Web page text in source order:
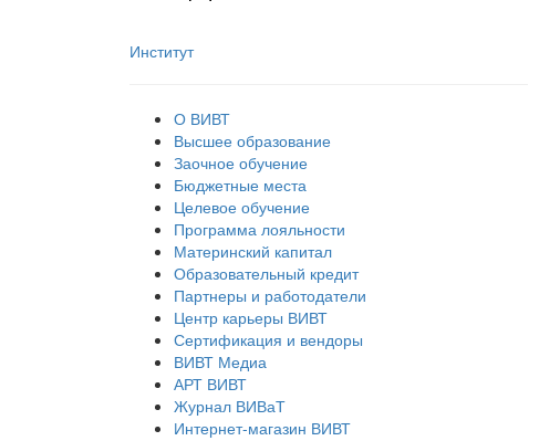
Институт
О ВИВТ
Высшее образование
Заочное обучение
Бюджетные места
Целевое обучение
Программа лояльности
Материнский капитал
Образовательный кредит
Партнеры и работодатели
Центр карьеры ВИВТ
Сертификация и вендоры
ВИВТ Медиа
АРТ ВИВТ
Журнал ВИВаТ
Интернет-магазин ВИВТ